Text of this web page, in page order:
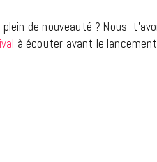
de nouveauté ? Nous
à écouter avant le